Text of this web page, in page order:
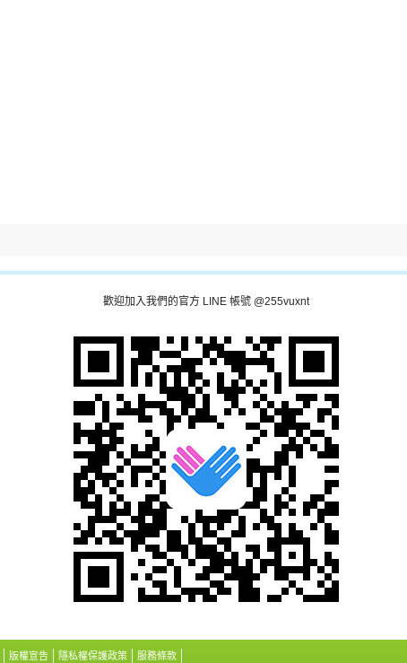
歡迎加入我們的官方 LINE 帳號 @255vuxnt
版權宣告 隱私權保護政策 服務條款